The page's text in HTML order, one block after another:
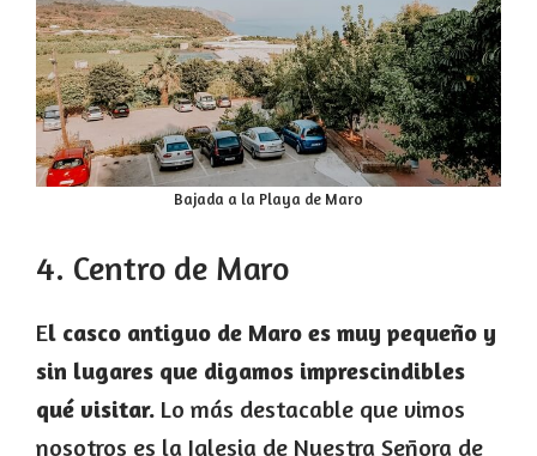
Bajada a la Playa de Maro
4. Centro de Maro
El casco antiguo de Maro es muy pequeño y
sin lugares que digamos imprescindibles
qué visitar. Lo más destacable que vimos
nosotros es la Iglesia de Nuestra Señora de